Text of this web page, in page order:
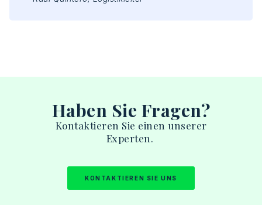
Haben Sie Fragen?
Kontaktieren Sie einen unserer
Experten.
KONTAKTIEREN SIE UNS